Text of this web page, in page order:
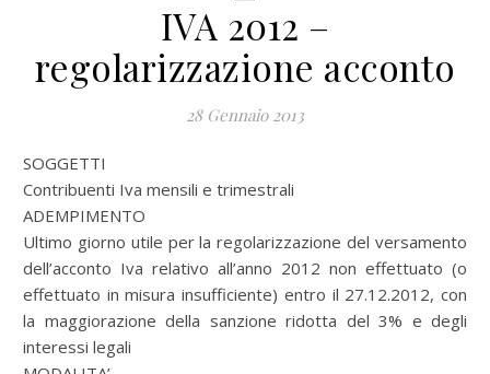
IVA 2012 –
regolarizzazione acconto
28 Gennaio 2013
SOGGETTI
Contribuenti Iva mensili e trimestrali
ADEMPIMENTO
Ultimo giorno utile per la regolarizzazione del versamento
dell’acconto Iva relativo all’anno 2012 non effettuato (o
effettuato in misura insufficiente) entro il 27.12.2012, con
la maggiorazione della sanzione ridotta del 3% e degli
interessi legali